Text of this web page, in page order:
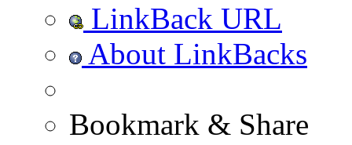
LinkBack URL
About LinkBacks
Bookmark & Share